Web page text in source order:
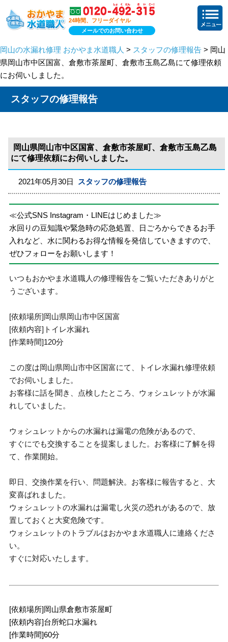
24時間、フリーダイヤル
メールでのお問い合わせ
岡山の水漏れ修理 おかやま水道職人 > スタッフの修理報告 > 岡山
県岡山市中区国富、倉敷市茶屋町、倉敷市玉島乙島にて修理依頼
にお伺いしました。
スタッフの修理報告
岡山県岡山市中区国富、倉敷市茶屋町、倉敷市玉島乙島
にて修理依頼にお伺いしました。
2021年05月30日 スタッフの修理報告
≪公式SNS Instagram・LINEはじめました≫
水回りの豆知識や緊急時の応急処置、日ごろからできるお手
入れなど、水に関わるお得な情報を発信していきますので、
ぜひフォローをお願いします！
いつもおかやま水道職人の修理報告をご覧いただきありがと
うございます。
[依頼場所]岡山県岡山市中区国富
[依頼内容]トイレ水漏れ
[作業時間]120分
この度は岡山県岡山市中区国富にて、トイレ水漏れ修理依頼
でお伺いしました。
お客様に話を聞き、点検したところ、ウォシュレットが水漏
れしていました。
ウォシュレットからの水漏れは漏電の危険があるので、
すぐにでも交換することを提案しました。お客様に了解を得
て、作業開始。
即日、交換作業を行い、問題解決。お客様に報告すると、大
変喜ばれました。
ウォシュレットの水漏れは漏電し火災の恐れがあるので、放
置しておくと大変危険です。
ウォシュレットのトラブルはおかやま水道職人に連絡くださ
い。
すぐに対応いたします。
[依頼場所]岡山県倉敷市茶屋町
[依頼内容]台所蛇口水漏れ
[作業時間]60分